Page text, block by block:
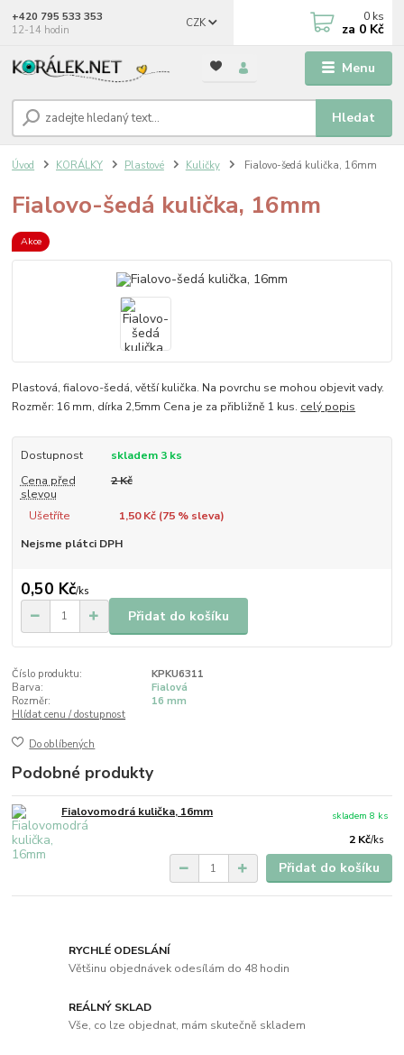
Menu
CZK
Hledat
+420 795 533 353
12-14 hodin
0 ks
za 0 Kč
Úvod KORÁLKY Plastové Kuličky Fialovo-šedá kulička, 16mm
Fialovo-šedá kulička, 16mm
Akce
Plastová, fialovo-šedá, větší kulička. Na povrchu se mohou objevit vady.
Rozměr: 16 mm, dírka 2,5mm Cena je za přibližně 1 kus. celý popis
Dostupnost
skladem 3 ks
Cena před
slevou
2 Kč
Ušetříte 1,50 Kč (75% sleva)
Nejsme plátci DPH
0,50 Kč/ks
Přidat do košíku
Číslo produktu:
KPKU6311
Barva:
Fialová
Rozměr:
16 mm
Hlídat cenu / dostupnost
Do oblíbených
Podobné produkty
Fialovomodrá kulička, 16mm
2 Kč/ks
skladem 8 ks
Přidat do košíku
RYCHLÉ ODESLÁNÍ
Většinu objednávek odesílám do 48 hodin
REÁLNÝ SKLAD
Vše, co lze objednat, mám skutečně skladem